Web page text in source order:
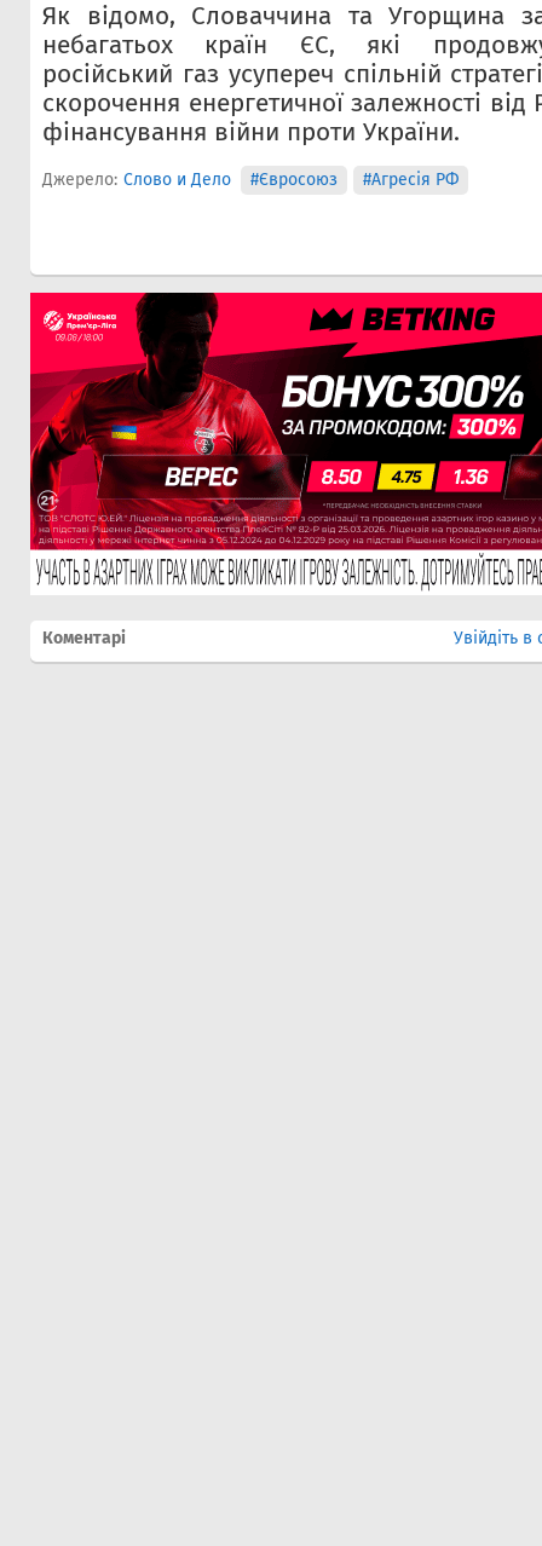
Як відомо, Словаччина та Угорщина
небагатьох країн ЄС, які
російський газ усупереч спільній
скорочення енергетичної залежності від
фінансування війни проти України.
Джерело: Слово и Дело #Євросоюз #Агресія РФ
Коментарі Увійдіть в